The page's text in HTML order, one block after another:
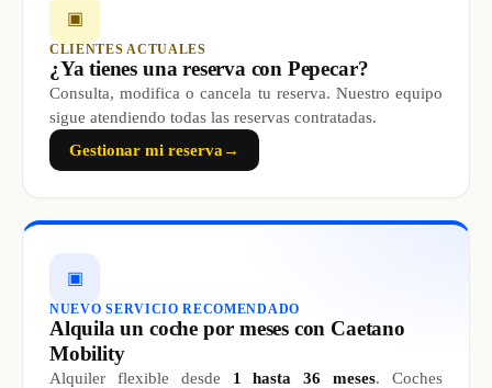
▣
CLIENTES ACTUALES
¿Ya tienes una reserva con Pepecar?
Consulta, modifica o cancela tu reserva. Nuestro equipo
sigue atendiendo todas las reservas contratadas.
Gestionar mi reserva →
▣
NUEVO SERVICIO RECOMENDADO
Alquila un coche por meses con Caetano
Mobility
Alquiler flexible desde 1 hasta 36 meses. Coches